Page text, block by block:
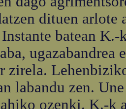
dituen arlote
batean K.-k
ugazabandrea
zirela.
labandu zen.
ozenki. K.-k